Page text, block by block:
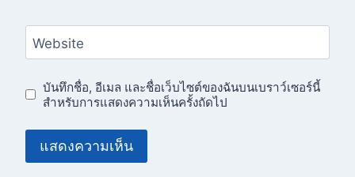
Website
บันทึกชื่อ, อีเมล และชื่อเว็บไซต์ของฉันบนเบราว์เซอร์นี้
สำหรับการแสดงความเห็นครั้งถัดไป